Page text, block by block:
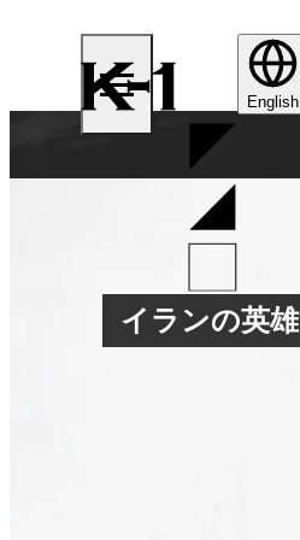
K-
1 English
イランの英雄